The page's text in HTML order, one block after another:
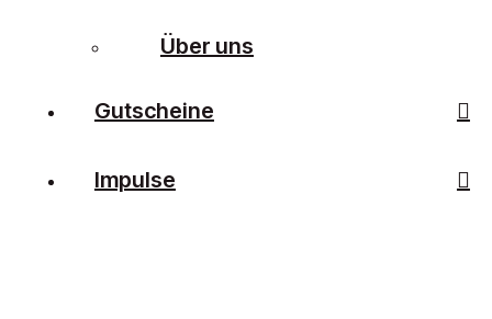
Über uns
Gutscheine
Impulse